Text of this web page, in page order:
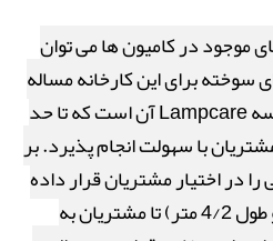
موجود در کامیون ها می توان
سوخته برای این کارخانه مساله
Lampcareآن است که تا حد
با سهولت انجام پذیرد. بر
در اختیار مشتریان قرار داده
است (با قطر 300 میلی متر و طول 4/2 متر) تا مشتریان به